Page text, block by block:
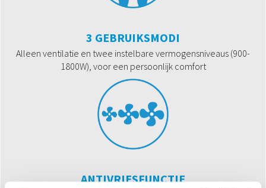
3 GEBRUIKSMODI
Alleen ventilatie en twee instelbare vermogensniveaus (900-
1800W), voor een persoonlijk comfort
ANTIVRIESFUNCTIE